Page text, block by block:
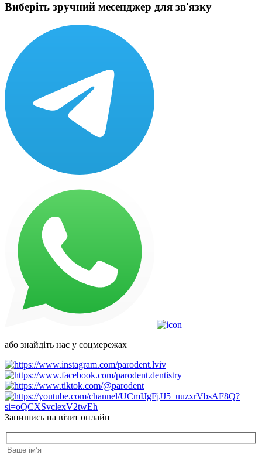
Виберіть зручний месенджер для зв'язку
або знайдіть нас у соцмережах
Запишись на візит онлайн